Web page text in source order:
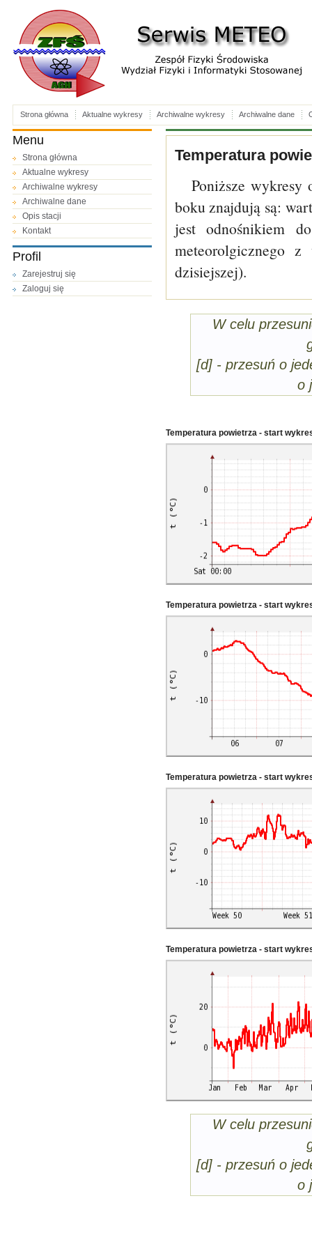
Strona główna Aktualne wykresy Archiwalne wykresy Archiwalne dane
Menu
Strona główna
Aktualne wykresy
Archiwalne wykresy
Archiwalne dane
Opis stacji
Kontakt
Profil
Zarejestruj się
Zaloguj się
Temperatura
Poniższe
boku znajdują są:
jest odnośnikiem
meteorolgicznego
dzisiejszej).
W celu
[d] - przesuń o
o
Temperatura powietrza - start
Temperatura powietrza - start
Temperatura powietrza - start
Temperatura powietrza - start
W celu
[d] - przesuń o
o